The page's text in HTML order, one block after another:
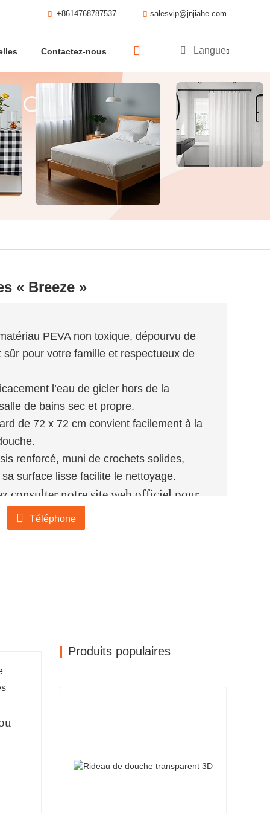
Contactez-nous
+8614768787537 salesvip@jnjiahe.com
Langue
« Breeze »
PEVA non toxique, dépourvu de
pour votre famille et respectueux de
l’eau de gicler hors de la
de bains sec et propre.
de 72 x 72 cm convient facilement à la
renforcé, muni de crochets solides,
surface lisse facilite le nettoyage.
consulter notre site web officiel pour
par e-mail :
Téléphone
Produits populaires